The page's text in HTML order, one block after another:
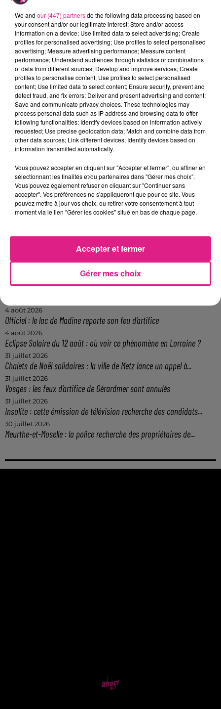
et moins cher ils paieront.
Rendez-voussur le site de
l'�v�nement !�
FIL ACTUS
5 août 2026
Casting de Woof : l'Euro-Métropole de Metz part à la recherche de...
4 août 2026
4 août 2026
Officiel : le lac de Madine reporte son feu d’artifice
4 août 2026
Eclipse Solaire du 12 août : où voir ce phénomène en Lorraine ?
31 juillet 2026
Chalets de Noël solidaires : la ville de Metz lance un appel à...
31 juillet 2026
Vosges : les feux d’artifice de Gérardmer sont annulés
31 juillet 2026
Insolite : cette émission de télévision recherche des candidats...
30 juillet 2026
Meurthe-et-Moselle : la police recherche des propriétaires de...
We and our (447) partnersdo the following data processing based on
your consent and/or our legitimate interest: Store and/or access
information on a device; Use limited data to select advertising; Create
profiles for personalised advertising; Use profiles to select personalised
advertising; Measure advertising performance; Measure content
performance; Understand audiences through statistics or combinations
of data from different sources; Develop and improve services; Create
profiles to personalise content; Use profiles to select personalised
content; Use limited data to select content; Ensure security, prevent and
detect fraud, and fix errors; Deliver and present advertising and content;
Save and communicate privacy choices. These technologies may
process personal data such as IP address and browsing data to offer
following functionalities: Identify devices based on information actively
requested; Use precise geolocation data; Match and combine data from
other data sources; Link different devices; Identify devices based on
information transmitted automatically.
Vous pouvez accepter en cliquant sur "Accepter et fermer", ou affiner en
sélectionnant les finalités et/ou partenaires dans "Gérer mes choix".
Vous pouvez également refuser en cliquant sur "Continuer sans
accepter". Vos préférences ne s'appliqueront que pour ce site. Vous
pouvez mettre à jour vos choix, ou retirer votre consentement à tout
moment via le lien "Gérer les cookies" situé en bas de chaque page.
Gérer mes choix
Accepter et fermer